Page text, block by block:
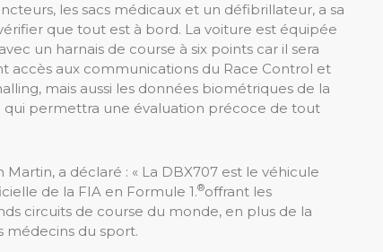
les sacs médicaux et un défibrillateur, a sa
que tout est à bord. La voiture est équipée
un harnais de course à six points car il sera
accès aux communications du Race Control et
mais aussi les données biométriques de la
qui permettra une évaluation précoce de tout
a déclaré : « La DBX707 est le véhicule
de la FIA en Formule 1.®offrant les
circuits de course du monde, en plus de la
médecins du sport.